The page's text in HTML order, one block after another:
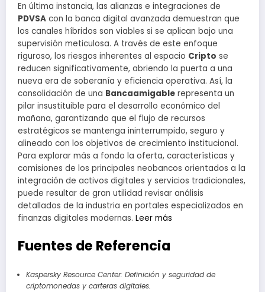
En última instancia, las alianzas e integraciones de
PDVSA con la banca digital avanzada demuestran que
los canales híbridos son viables si se aplican bajo una
supervisión meticulosa. A través de este enfoque
riguroso, los riesgos inherentes al espacio Cripto se
reducen significativamente, abriendo la puerta a una
nueva era de soberanía y eficiencia operativa. Así, la
consolidación de una Bancaamigable representa un
pilar insustituible para el desarrollo económico del
mañana, garantizando que el flujo de recursos
estratégicos se mantenga ininterrumpido, seguro y
alineado con los objetivos de crecimiento institucional.
Para explorar más a fondo la oferta, características y
comisiones de los principales neobancos orientados a la
integración de activos digitales y servicios tradicionales,
puede resultar de gran utilidad revisar análisis
detallados de la industria en portales especializados en
finanzas digitales modernas. Leer más
Fuentes de Referencia
Kaspersky Resource Center: Definición y seguridad de
criptomonedas y carteras digitales.